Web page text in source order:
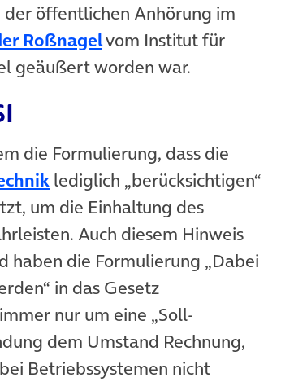
öffentlichen Anhörung im
Roßnagel(öffnet in neuem Tab)
vom Institut für
geäußert worden war.
die Formulierung, dass die
(öffnet in neuem Tab)
lediglich „berücksichtigen“
um die Einhaltung des
Auch diesem Hinweis
haben die Formulierung „Dabei
in das Gesetz
nur um eine „Soll-
dem Umstand Rechnung,
Betriebssystemen nicht